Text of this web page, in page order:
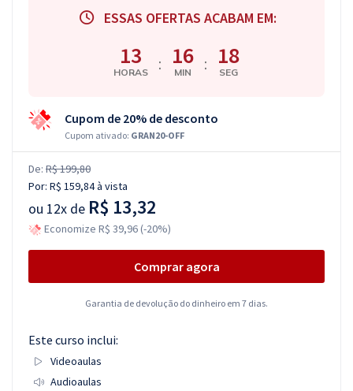
ESSAS OFERTAS ACABAM EM:
13
HORAS : 16
MIN : 17
SEG
Cupom de 20% de desconto
Cupom ativado: GRAN20-OFF
De: R$ 199,80
Por: R$ 159,84à vista
ou 12x de R$ 13,32
Economize R$ 39,96 (-20%)
Comprar agora
Garantia de devolução do dinheiro em 7 dias.
Este curso inclui:
Videoaulas
Audioaulas